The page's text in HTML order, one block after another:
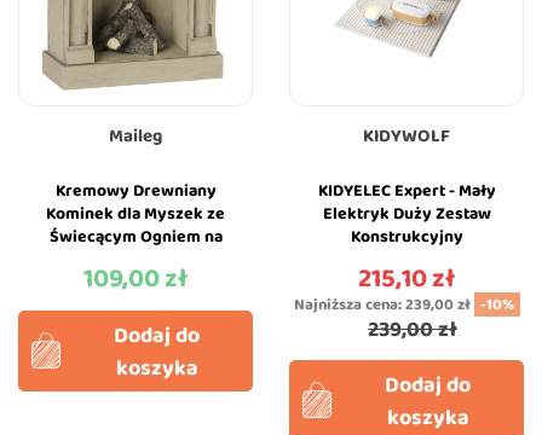
Maileg
Kremowy Drewniany
Kominek dla Myszek ze
Świecącym Ogniem na
Cena
109,00 zł
Dodaj do
koszyka
KIDYWOLF
KIDYELEC Expert - Mały
Elektryk Duży Zestaw
Konstrukcyjny
KIDYWOLF
Cena
215,10 zł
Najniższa cena:239,00 zł -10%
239,00 zł
Dodaj do
koszyka